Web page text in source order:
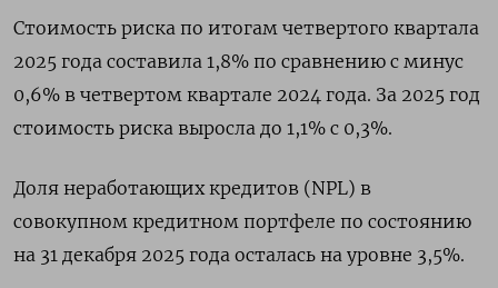
Стоимость риска по итогам четвертого квартала
2025 года составила 1,8% по сравнению с минус
0,6% в четвертом квартале 2024 года. ​За 2025 год
стоимость риска выросла до 1,1% с 0,3%.
Доля неработающих кредитов (NPL) в
совокупном кредитном портфеле по состоянию
на 31 декабря 2025 года осталась на уровне 3,5%.